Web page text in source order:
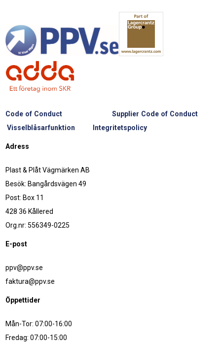
Code of Conduct
Supplier Code of Conduct
Visselblåsarfunktion
Integritetspolicy
Adress
Plast & Plåt Vägmärken AB
Besök: Bangårdsvägen 49
Post: Box 11
428 36 Kållered
Org.nr: 556349-0225
E-post
ppv@ppv.se
faktura@ppv.se
Öppettider
Mån-Tor: 07:00-16:00
Fredag: 07:00-15:00